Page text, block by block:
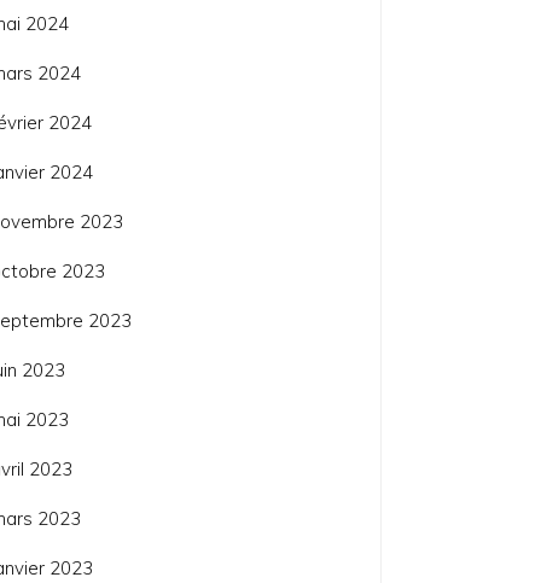
2024
2024
2024
2024
2023
2023
2023
2023
2023
2023
2023
2023